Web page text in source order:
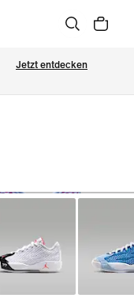
Jetzt entdecken